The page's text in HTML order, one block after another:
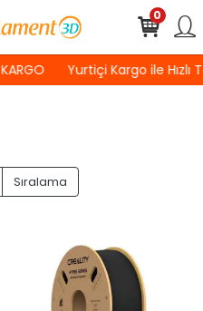
Yurtiçi Kargo ile Hızlı
0
Sıralama